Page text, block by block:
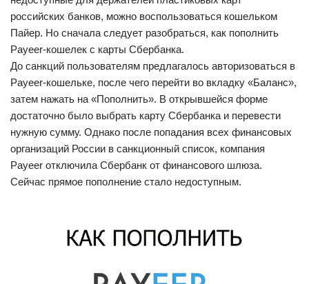
российских банков, можно воспользоваться кошельком
Пайер. Но сначала следует разобраться, как пополнить
Payeer-кошелек с карты Сбербанка.
До санкций пользователям предлагалось авторизоваться в
Payeer-кошельке, после чего перейти во вкладку «Баланс»,
затем нажать на «Пополнить». В открывшейся форме
достаточно было выбрать карту Сбербанка и перевести
нужную сумму. Однако после попадания всех финансовых
организаций России в санкционный список, компания
Payeer отключила Сбербанк от финансового шлюза.
Сейчас прямое пополнение стало недоступным.